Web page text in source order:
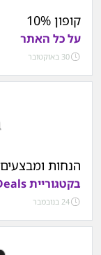
קופון 10%
על כל האתר
30 באוקטובר
הנחות ומבצעים
בקטגוריית Flash Deals
24 בנובמבר